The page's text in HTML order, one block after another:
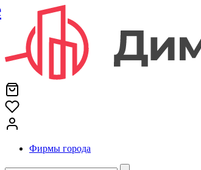
Фирмы города